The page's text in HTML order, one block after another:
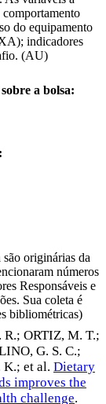
comportamento
do equipamento
indicadores
(AU)
a bolsa:
originárias da
números
Responsáveis e
Sua coleta é
bibliométricas)
R.; ORTIZ, M. T.;
G. S. C.;
K.; et al. Dietary
improves the
challenge.